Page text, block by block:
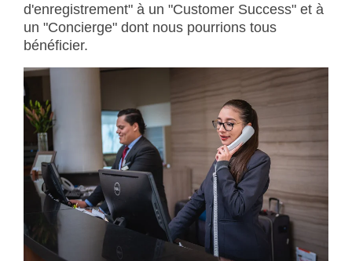
d'enregistrement" à un "Customer Success" et à
un "Concierge" dont nous pourrions tous
bénéficier.